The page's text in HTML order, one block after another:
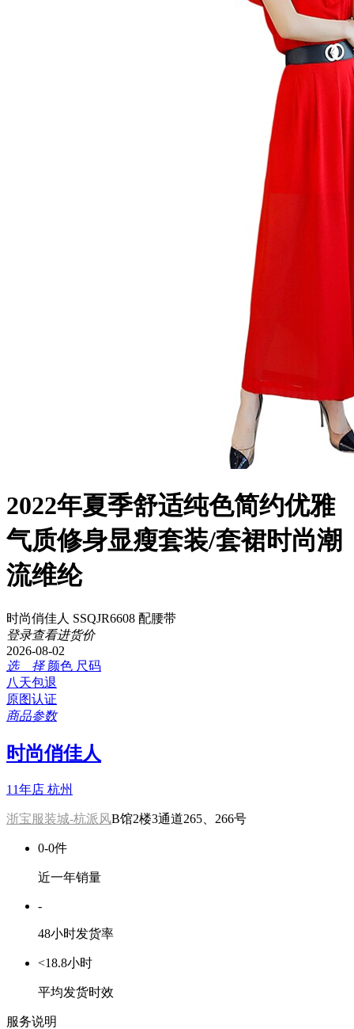
2022年夏季舒适纯色简约优雅
气质修身显瘦套装/套裙时尚潮
流维纶
时尚俏佳人 SSQJR6608 配腰带
登录查看进货价
2026-08-02
选 择 颜色 尺码
八天包退
原图认证
商品参数
时尚俏佳人
11年店 杭州
浙宝服装城-杭派风B馆2楼3通道265、266号
0-0件
近一年销量
-
48小时发货率
<18.8小时
平均发货时效
服务说明